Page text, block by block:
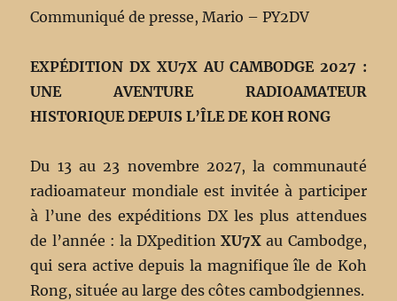
Communiqué de presse, Mario – PY2DV
EXPÉDITION DX XU7X AU CAMBODGE 2027 :
UNE AVENTURE RADIOAMATEUR
HISTORIQUE DEPUIS L’ÎLE DE KOH RONG
Du 13 au 23 novembre 2027, la communauté
radioamateur mondiale est invitée à participer
à l’une des expéditions DX les plus attendues
de l’année : la DXpeditionXU7X au Cambodge,
qui sera active depuis la magnifique île de Koh
Rong, située au large des côtes cambodgiennes.